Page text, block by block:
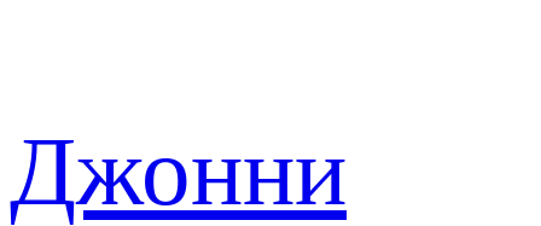
Джонни